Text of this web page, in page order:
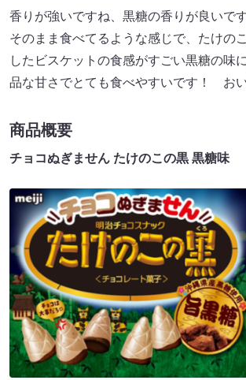
香りが強いですね、黒糖の香りが良いで
そのまま食べてるような感じで、たけの
したビスケットの食感がすごい黒糖の味
品な甘さでとても食べやすいです！ おい
商品概要
チョコぬぎません たけのこの黒 黒糖味